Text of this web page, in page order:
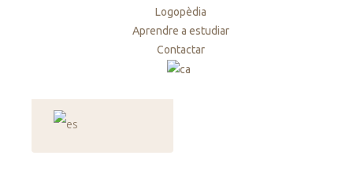
Logopèdia
Aprendre a estudiar
Contactar